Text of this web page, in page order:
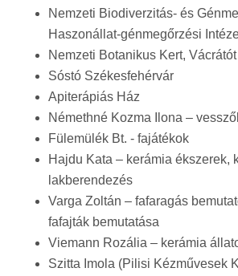
Nemzeti Biodiverzitás- és
Haszonállat-génmegőrzési
Nemzeti Botanikus Kert, Vácrátót
Sóstó Székesfehérvár
Apiterápiás Ház
Némethné Kozma Ilona –
Fülemülék Bt. - fajátékok
Hajdu Kata – kerámia ékszerek,
lakberendezés
Varga Zoltán – fafaragás
fafajták bemutatása
Viemann Rozália – kerámia
Szitta Imola (Pilisi Kézművesek